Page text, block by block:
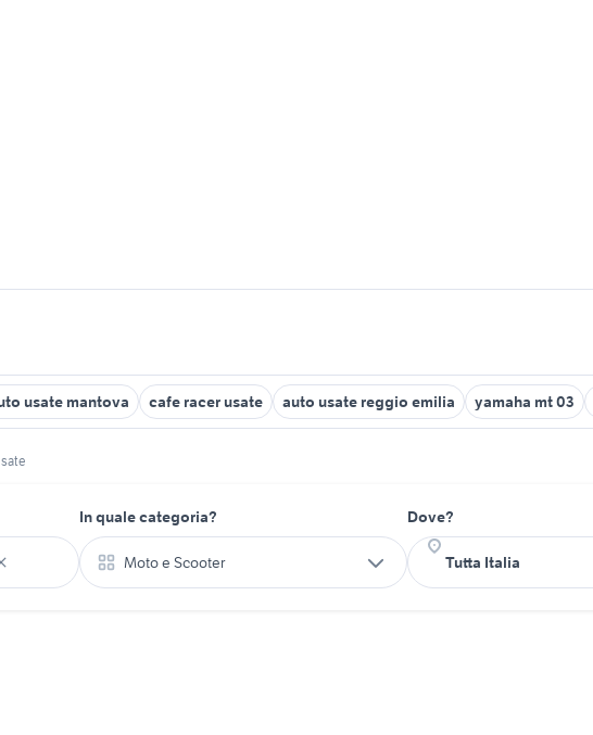
usate mantova cafe racer usate auto usate reggio emilia yamaha mt 03
In quale categoria?
Moto e Scooter
Dove?